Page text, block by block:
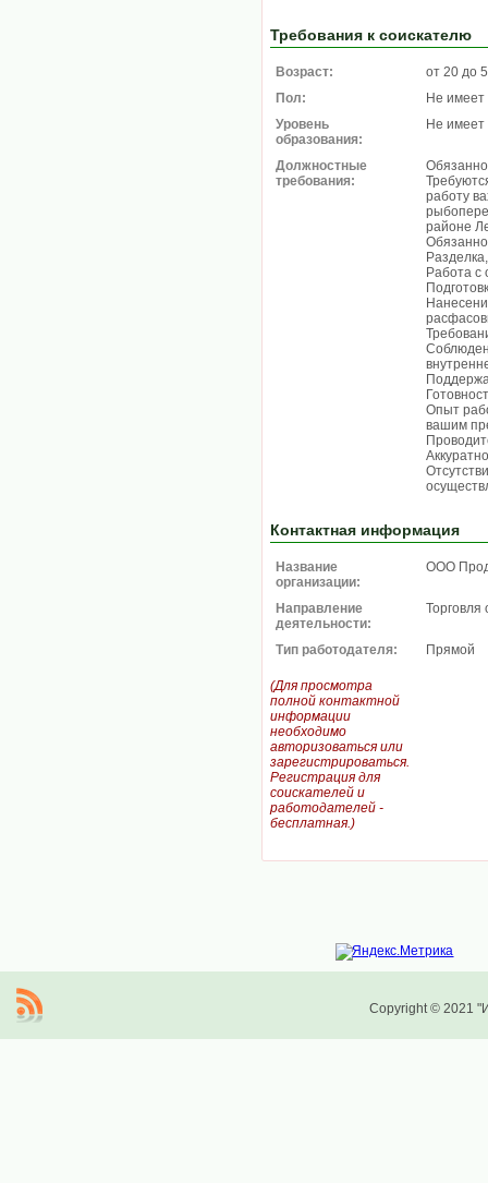
Требования к соискателю
Возраст:
от 20 до
Пол:
Не имеет
Уровень
образования:
Не имеет
Должностные
требования:
работу
районе
Работа с
Опыт
вашим
Контактная информация
Название
организации:
ООО
Направление
деятельности:
Торговля
Тип работодателя: Прямой
(Для просмотра
полной контактной
информации
необходимо
авторизоваться или
зарегистрироваться.
Регистрация для
соискателей и
работодателей -
бесплатная.)
Copyright © 2021